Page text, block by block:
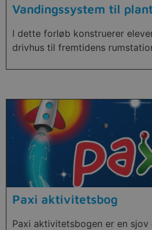
Vandingssystem til
I dette forløb konstruerer
drivhus til fremtidens
Paxi aktivitetsbog
Paxi aktivitetsbogen er en